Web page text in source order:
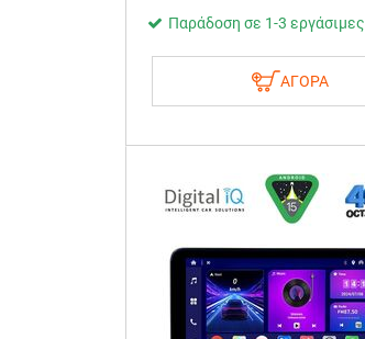
Παράδοση σε 1-3 εργάσιμες
ΑΓΟΡΑ